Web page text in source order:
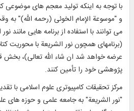
با توجه به اينكه توليد معجم ‏هاى موضوعى
و "موسوعة الإمام الخوئى (رحمه الله)" به
مى‏ توانند با استفاده از برنامه ‏هايى مانند
(برنامه‏اى همچون نور الشريعة با محوريت
عرضه خواهد شد ان شاء الله تعالى)، بخش
پژوهشى خود را تأمين كنند.
مركز تحقيقات كامپيوترى علوم اسلامى با
"نور الشريعة" به جامعه علمى و حوزه‏ هاى